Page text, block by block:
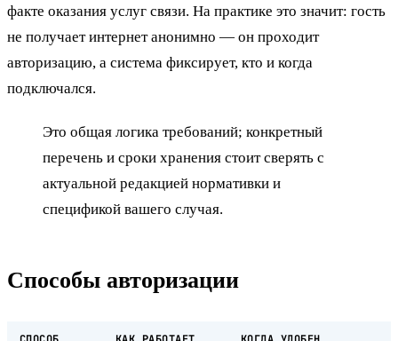
факте оказания услуг связи. На практике это значит: гость
не получает интернет анонимно — он проходит
авторизацию, а система фиксирует, кто и когда
подключался.
Это общая логика требований; конкретный
перечень и сроки хранения стоит сверять с
актуальной редакцией нормативки и
спецификой вашего случая.
Способы авторизации